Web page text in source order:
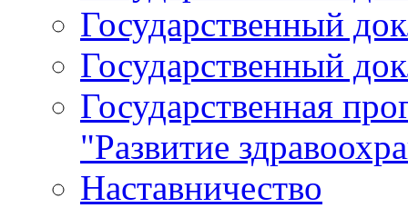
Государственный
Государственный
Государственная
"Развитие
Наставничество